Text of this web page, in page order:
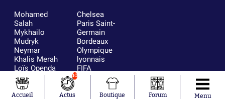
Mohamed
Salah
Mykhailo
Mudryk
Neymar
Khalis Merah
Loïs Openda
Moussa
Niakhaté
Nicolás
Chelsea
Paris Saint-
Germain
Bordeaux
Olympique
lyonnais
FIFA
Real Madrid
RC Strasbourg
AC Milan
Accueil
10
Actus Boutique Forum Menu